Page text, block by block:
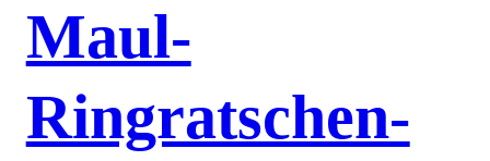
Maul-
Ringratschen-